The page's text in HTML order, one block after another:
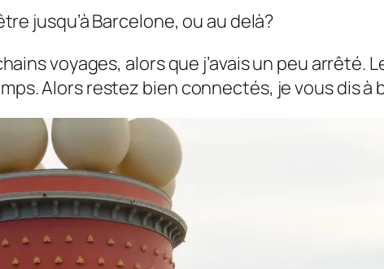
jusqu’à Barcelone, ou au delà?
voyages, alors que j’avais un peu
Alors restez bien connectés, je vous dis à